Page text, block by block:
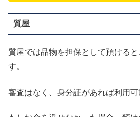
質屋
質屋では品物を担保として預ける
す。
審査はなく、身分証があれば利用可